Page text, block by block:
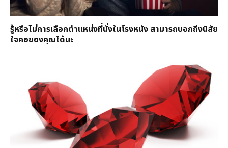
รู้หรือไม่การเลือกตำแหน่งที่นั่งในโรงหนัง สามารถบอกถึงนิสัย
ใจคอของคุณได้นะ